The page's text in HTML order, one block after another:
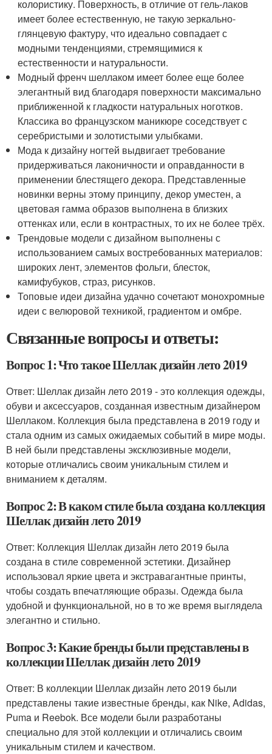
колористику. Поверхность, в отличие от гель-лаков
имеет более естественную, не такую зеркально-
глянцевую фактуру, что идеально совпадает с
модными тенденциями, стремящимися к
естественности и натуральности.
Модный френч шеллаком имеет более еще более
элегантный вид благодаря поверхности максимально
приближенной к гладкости натуральных ноготков.
Классика во французском маникюре соседствует с
серебристыми и золотистыми улыбками.
Мода к дизайну ногтей выдвигает требование
придерживаться лаконичности и оправданности в
применении блестящего декора. Представленные
новинки верны этому принципу, декор уместен, а
цветовая гамма образов выполнена в близких
оттенках или, если в контрастных, то их не более трёх.
Трендовые модели с дизайном выполнены с
использованием самых востребованных материалов:
широких лент, элементов фольги, блесток,
камифубуков, страз, рисунков.
Топовые идеи дизайна удачно сочетают монохромные
идеи с велюровой техникой, градиентом и омбре.
Связанные вопросы и ответы:
Вопрос 1: Что такое Шеллак дизайн лето 2019
Ответ: Шеллак дизайн лето 2019 - это коллекция одежды,
обуви и аксессуаров, созданная известным дизайнером
Шеллаком. Коллекция была представлена в 2019 году и
стала одним из самых ожидаемых событий в мире моды.
В ней были представлены эксклюзивные модели,
которые отличались своим уникальным стилем и
вниманием к деталям.
Вопрос 2: В каком стиле была создана коллекция
Шеллак дизайн лето 2019
Ответ: Коллекция Шеллак дизайн лето 2019 была
создана в стиле современной эстетики. Дизайнер
использовал яркие цвета и экстравагантные принты,
чтобы создать впечатляющие образы. Одежда была
удобной и функциональной, но в то же время выглядела
элегантно и стильно.
Вопрос 3: Какие бренды были представлены в
коллекции Шеллак дизайн лето 2019
Ответ: В коллекции Шеллак дизайн лето 2019 были
представлены такие известные бренды, как Nike, Adidas,
Puma и Reebok. Все модели были разработаны
специально для этой коллекции и отличались своим
уникальным стилем и качеством.